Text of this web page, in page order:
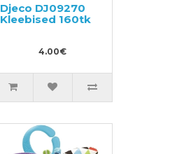
Djeco DJ09270
Kleebised 160tk
4.00€